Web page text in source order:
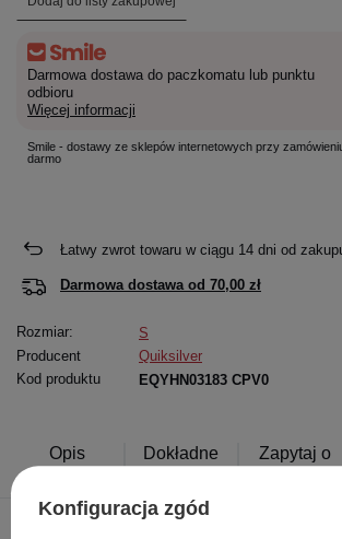
Darmowa dostawa do paczkomatu lub punktu
odbioru
Więcej informacji
Smile - dostawy ze sklepów internetowych przy
darmo
Łatwy zwrot towaru w ciągu 14 dni od
Darmowa dostawa od 70,00 zł
Rozmiar:
S
Producent
Quiksilver
Kod produktu
EQYHN03183 CPV0
Opis
Dokładne
Zapytaj o
Konfiguracja zgód